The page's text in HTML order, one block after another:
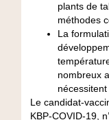
plants de
méthodes
La
nombreux
Le candidat-
KBP-COVID-19,